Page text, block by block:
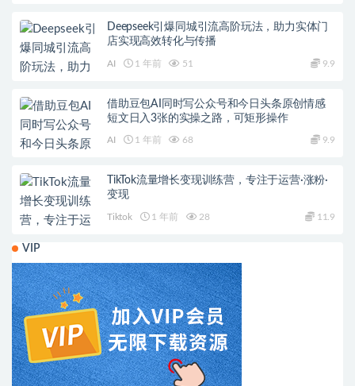
Deepseek引爆同城引流高阶玩法，助力实体门
店实现高效转化与传播
AI 1 年前 51 9.9
借助豆包AI同时写公众号和今日头条原创情感
短文日入3张的实操之路，可矩形操作
AI 1 年前 68 9.9
TikTok流量增长变现训练营，专注于运营·涨粉·
变现
Tiktok 1 年前 28 11.9
VIP